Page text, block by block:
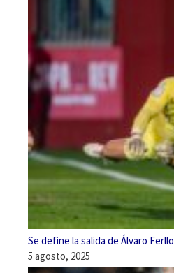
Se define la salida de Álvaro Ferllo
5 agosto, 2025